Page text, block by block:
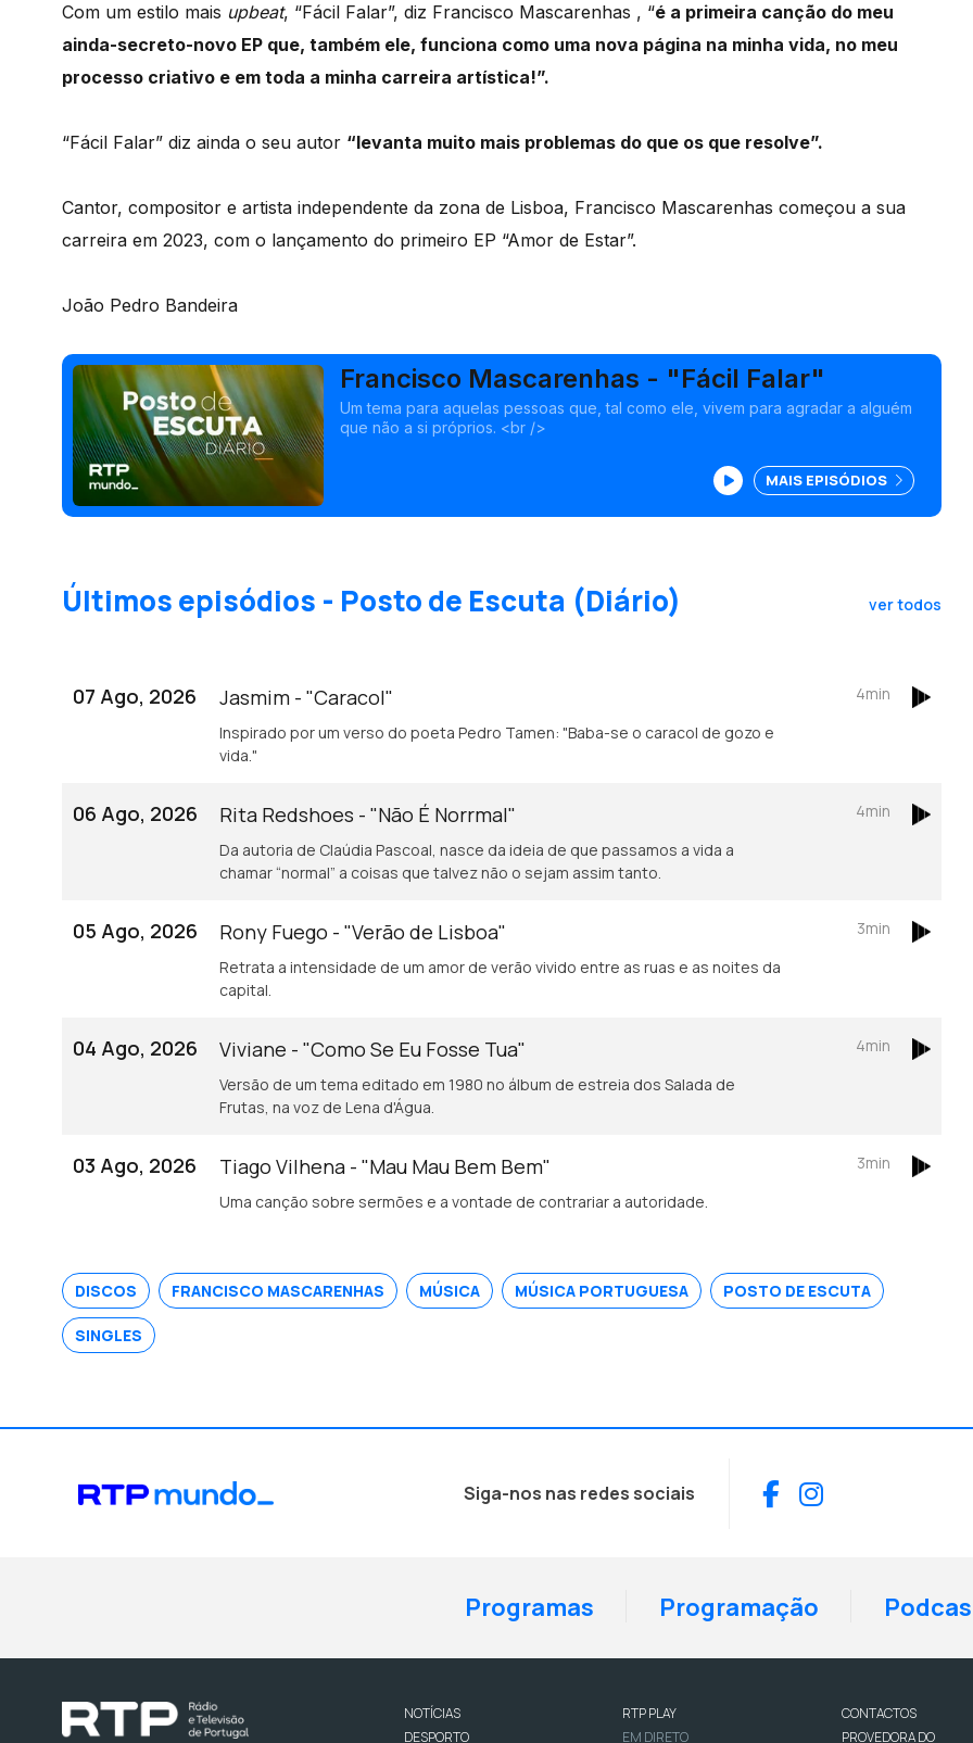
Com um estilo mais upbeat, “Fácil Falar”, diz Francisco Mascarenhas , “é a primeira canção do meu
ainda-secreto-novo EP que, também ele, funciona como uma nova página na minha vida, no meu
processo criativo e em toda a minha carreira artística!”.
“Fácil Falar” diz ainda o seu autor “levanta muito mais problemas do que os que resolve”.
Cantor, compositor e artista independente da zona de Lisboa, Francisco Mascarenhas começou a sua
carreira em 2023, com o lançamento do primeiro EP “Amor de Estar”.
João Pedro Bandeira
Francisco Mascarenhas - "Fácil Falar"
Um tema para aquelas pessoas que, tal como ele, vivem para agradar a alguém
que não a si próprios. <br />
MAIS EPISÓDIOS
Últimos episódios - Posto de Escuta (Diário) ver todos
07 Ago, 2026 Jasmim - "Caracol"
Inspirado por um verso do poeta Pedro Tamen: "Baba-se o caracol de gozo e
vida."
4min
06 Ago, 2026 Rita Redshoes - "Não É Norrmal"
Da autoria de Claúdia Pascoal, nasce da ideia de que passamos a vida a
chamar “normal” a coisas que talvez não o sejam assim tanto.
4min
05 Ago, 2026 Rony Fuego - "Verão de Lisboa"
Retrata a intensidade de um amor de verão vivido entre as ruas e as noites da
capital.
3min
04 Ago, 2026 Viviane - "Como Se Eu Fosse Tua"
Versão de um tema editado em 1980 no álbum de estreia dos Salada de
Frutas, na voz de Lena d'Água.
4min
03 Ago, 2026 Tiago Vilhena - "Mau Mau Bem Bem"
Uma canção sobre sermões e a vontade de contrariar a autoridade.
3min
DISCOS FRANCISCO MASCARENHAS MÚSICA MÚSICA PORTUGUESA POSTO DE ESCUTA
SINGLES
Siga-nos nas redes sociais Facebook
Instagram
Programas Programação
NOTÍCIAS
DESPORTO
RTP PLAY
EM DIRETO
CONTACTOS
PROVEDORA DO